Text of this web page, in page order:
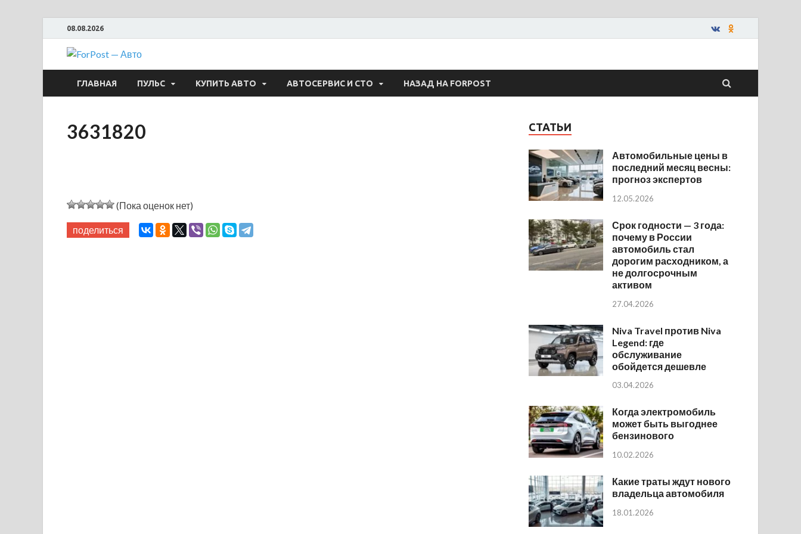
08.08.2026
ForPost — Авто
ГЛАВНАЯ ПУЛЬС КУПИТЬ АВТО АВТОСЕРВИС И СТО НАЗАД НА FORPOST
3631820
(Пока оценок нет)
поделиться
СТАТЬИ
Автомобильные цены в
последний месяц весны:
прогноз экспертов
12.05.2026
Срок годности — 3 года:
почему в России
автомобиль стал
дорогим расходником, а
не долгосрочным
активом
27.04.2026
Niva Travel против Niva
Legend: где
обслуживание
обойдется дешевле
03.04.2026
Когда электромобиль
может быть выгоднее
бензинового
10.02.2026
Какие траты ждут нового
владельца автомобиля
18.01.2026